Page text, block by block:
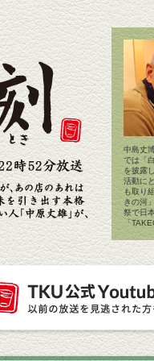
中島丈
では「
を披露
活動に
も取り
きの河
祭で日
「